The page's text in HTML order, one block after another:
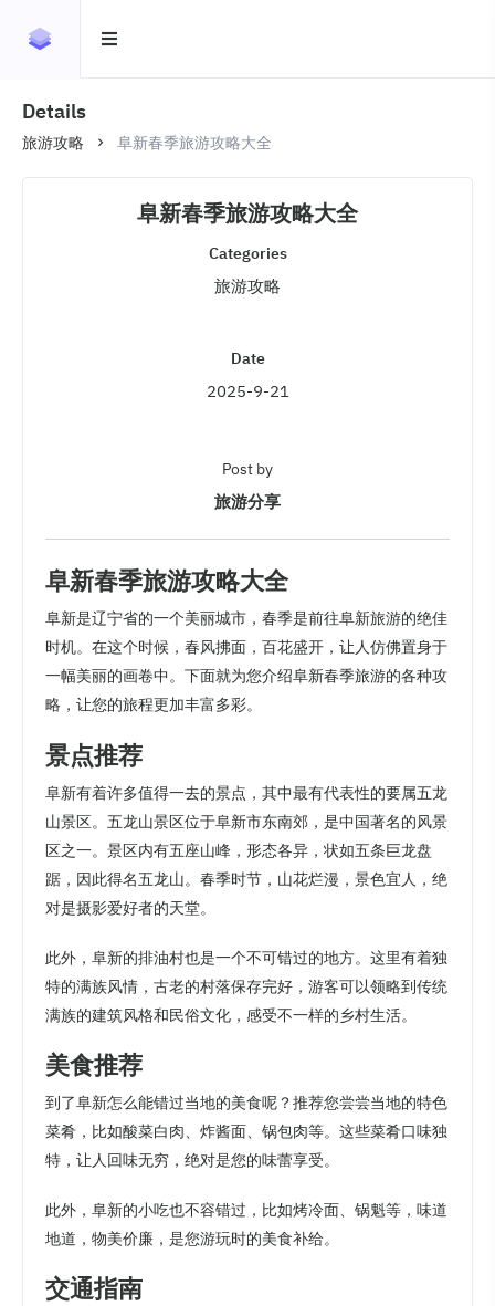
Details
旅游攻略 阜新春季旅游攻略大全
阜新春季旅游攻略大全
Categories
旅游攻略
Date
2025-9-21
Post by
旅游分享
阜新春季旅游攻略大全
阜新是辽宁省的一个美丽城市，春季是前往阜新旅游的绝佳
时机。在这个时候，春风拂面，百花盛开，让人仿佛置身于
一幅美丽的画卷中。下面就为您介绍阜新春季旅游的各种攻
略，让您的旅程更加丰富多彩。
景点推荐
阜新有着许多值得一去的景点，其中最有代表性的要属五龙
山景区。五龙山景区位于阜新市东南郊，是中国著名的风景
区之一。景区内有五座山峰，形态各异，状如五条巨龙盘
踞，因此得名五龙山。春季时节，山花烂漫，景色宜人，绝
对是摄影爱好者的天堂。
此外，阜新的排油村也是一个不可错过的地方。这里有着独
特的满族风情，古老的村落保存完好，游客可以领略到传统
满族的建筑风格和民俗文化，感受不一样的乡村生活。
美食推荐
到了阜新怎么能错过当地的美食呢？推荐您尝尝当地的特色
菜肴，比如酸菜白肉、炸酱面、锅包肉等。这些菜肴口味独
特，让人回味无穷，绝对是您的味蕾享受。
此外，阜新的小吃也不容错过，比如烤冷面、锅魁等，味道
地道，物美价廉，是您游玩时的美食补给。
交通指南